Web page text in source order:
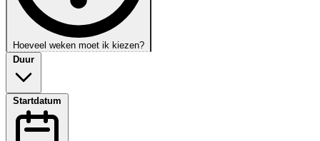
Hoeveel weken moet ik kiezen?
Duur
Startdatum